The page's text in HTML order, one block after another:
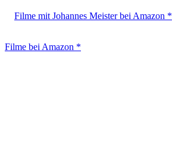
Filme mit Johannes Meister bei Amazon *
Filme bei Amazon *